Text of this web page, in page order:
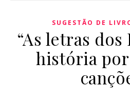
SUGESTÃO DE
“As letras dos
história